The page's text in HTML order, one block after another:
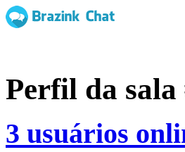
Perfil da sala
3 usuários